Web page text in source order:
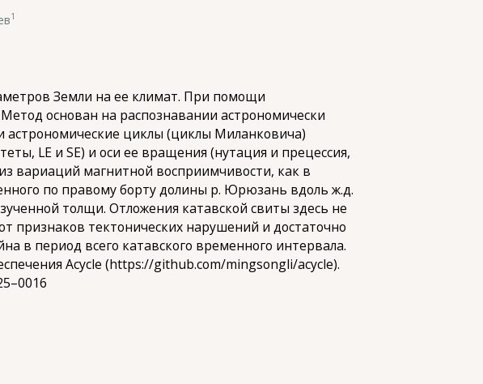
1
Земли на ее климат. При помощи
основан на распознавании астрономически
астрономические циклы (циклы Миланковича)
LE и SE) и оси ее вращения (нутация и прецессия,
вариаций магнитной восприимчивости, как в
по правому борту долины р. Юрюзань вдоль ж.д.
толщи. Отложения катавской свиты здесь не
тектонических нарушений и достаточно
в период всего катавского временного интервала.
Acycle (https://github.com/mingsongli/acycle).